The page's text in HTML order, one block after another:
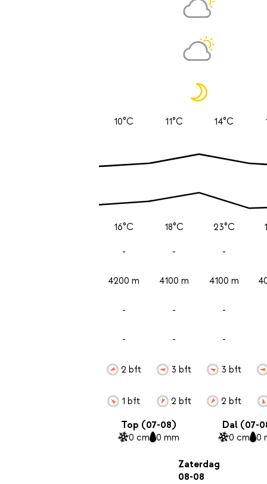
10°C
16°C
-
4200 m
-
-
2 bft
1 bft
11°C
18°C
-
4100 m
-
-
3 bft
2 bft
14°C
23°C
-
4100 m
-
-
3 bft
2 bft
Top (07-08)
0 cm 0 mm
Dal (07-
0 cm 0
Zaterdag
08-08